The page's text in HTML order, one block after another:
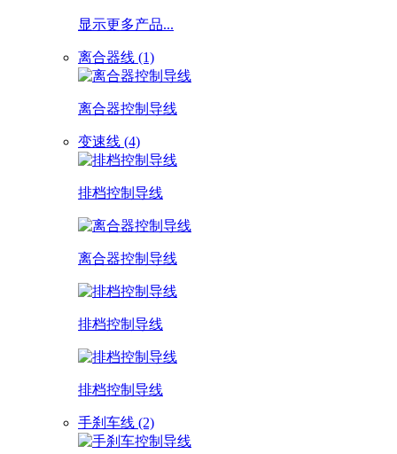
显示更多产品...
离合器线 (1)
离合器控制导线
变速线 (4)
排档控制导线
离合器控制导线
排档控制导线
排档控制导线
手刹车线 (2)